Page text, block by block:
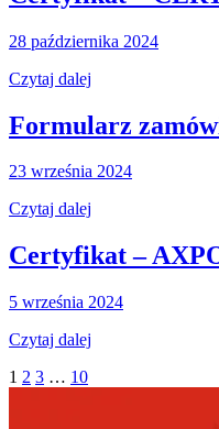
28 października 2024
Czytaj dalej
Formularz
23 września 2024
Czytaj dalej
Certyfikat –
5 września 2024
Czytaj dalej
1 2 3 … 10